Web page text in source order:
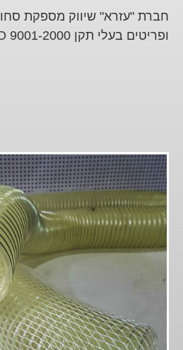
חברת "עזרא" שיווק מספקת
ופריטים בעלי תקן ISO 9001-2000 של היצרן.